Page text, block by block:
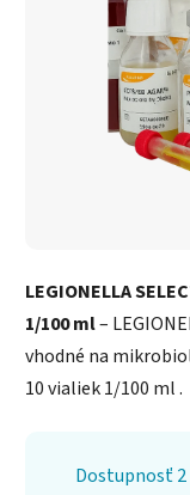
LEGIONELLA
1/100 ml–
vhodné na
10 vialiek 1/100 ml .
Dostupnosť